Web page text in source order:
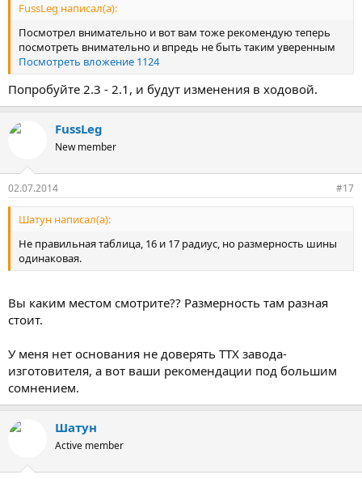
FussLeg написал(а):
Посмотрел внимательно и вот вам тоже рекомендую теперь
посмотреть внимательно и впредь не быть таким уверенным
Посмотреть вложение 1124
Попробуйте 2.3 - 2.1, и будут изменения в ходовой.
FussLeg
New member
02.07.2014 #17
Шатун написал(а):
Не правильная таблица, 16 и 17 радиус, но размерность шины
одинаковая.
Вы каким местом смотрите?? Размерность там разная
стоит.
У меня нет основания не доверять ТТХ завода-
изготовителя, а вот ваши рекомендации под большим
сомнением.
Шатун
Active member